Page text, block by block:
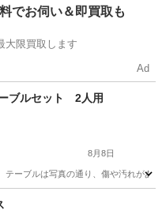
テーブル
でお伺い＆即買取も
大限買取します
Ad
ブルセット 2人用
8月8日
テーブルは写真の通り、傷や汚れが